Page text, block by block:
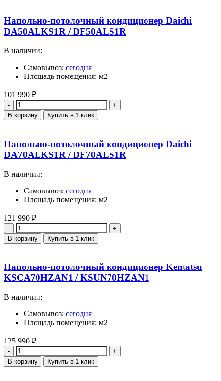
Напольно-потолочный кондиционер Daichi
DA50ALKS1R / DF50ALS1R
В наличии:
Самовывоз: сегодня
Площадь помещения: м2
101 990 ₽
Количество
В корзину Купить в 1 клик
Напольно-потолочный кондиционер Daichi
DA70ALKS1R / DF70ALS1R
В наличии:
Самовывоз: сегодня
Площадь помещения: м2
121 990 ₽
Количество
В корзину Купить в 1 клик
Напольно-потолочный кондиционер Kentatsu
KSCA70HZAN1 / KSUN70HZAN1
В наличии:
Самовывоз: сегодня
Площадь помещения: м2
125 990 ₽
Количество
В корзину Купить в 1 клик